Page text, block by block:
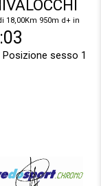
18,00Km 950m d+ in
sesso 1